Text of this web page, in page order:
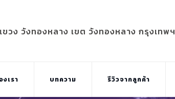
ขวง วังทองหลาง เขต วังทองหลาง กรุงเทพฯ
เรา บทความ รีวิวจากลูกค้า